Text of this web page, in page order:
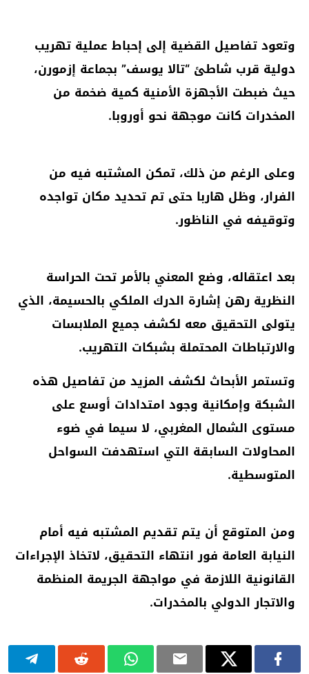
وتعود تفاصيل القضية إلى إحباط عملية تهريب
دولية قرب شاطئ “تالا يوسف” بجماعة إزمورن،
حيث ضبطت الأجهزة الأمنية كمية ضخمة من
المخدرات كانت موجهة نحو أوروبا.
وعلى الرغم من ذلك، تمكن المشتبه فيه من
الفرار، وظل هاربا حتى تم تحديد مكان تواجده
وتوقيفه في الناظور.
بعد اعتقاله، وضع المعني بالأمر تحت الحراسة
النظرية رهن إشارة الدرك الملكي بالحسيمة، الذي
يتولى التحقيق معه لكشف جميع الملابسات
والارتباطات المحتملة بشبكات التهريب.
وتستمر الأبحاث لكشف المزيد من تفاصيل هذه
الشبكة وإمكانية وجود امتدادات أوسع على
مستوى الشمال المغربي، لا سيما في ضوء
المحاولات السابقة التي استهدفت السواحل
المتوسطية.
ومن المتوقع أن يتم تقديم المشتبه فيه أمام
النيابة العامة فور انتهاء التحقيق، لاتخاذ الإجراءات
القانونية اللازمة في مواجهة الجريمة المنظمة
والاتجار الدولي بالمخدرات.